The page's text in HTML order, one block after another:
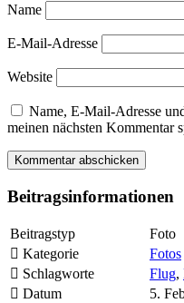
Name
E-Mail-Adresse
Website
Name, E-Mail-Adresse
meinen nächsten Kommentar
Beitragsinformationen
Beitragstyp
Foto
Kategorie
Fotos
Schlagworte
Flug,
Datum
5.